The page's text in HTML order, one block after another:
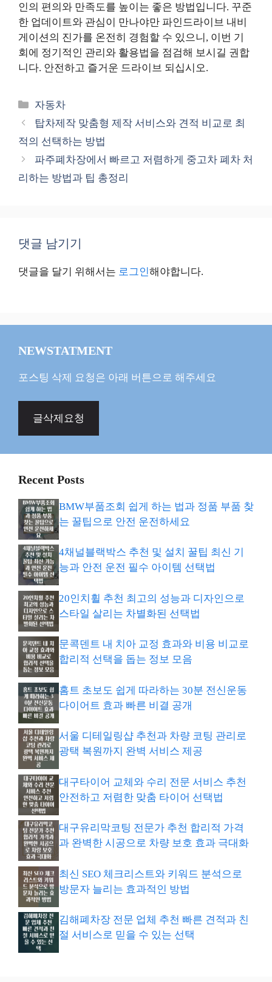
인의 편의와 만족도를 높이는 좋은 방법입니다. 꾸준
한 업데이트와 관심이 만나야만 파인드라이브 내비
게이션의 진가를 온전히 경험할 수 있으니, 이번 기
회에 정기적인 관리와 활용법을 점검해 보시길 권합
니다. 안전하고 즐거운 드라이브 되십시오.
카
테
리
자동차
탑차제작 맞춤형 제작 서비스와 견적 비교로 최
적의 선택하는 방법
파주폐차장에서 빠르고 저렴하게 중고차 폐차 처
리하는 방법과 팁 총정리
댓글 남기기
댓글을 달기 위해서는 로그인해야합니다.
NEWSTATMENT
포스팅 삭제 요청은 아래 버튼으로 해주세요
글삭제요청
Recent Posts
BMW부품조회 쉽게 하는 법과 정품 부품 찾
는 꿀팁으로 안전 운전하세요
4채널블랙박스 추천 및 설치 꿀팁 최신 기
능과 안전 운전 필수 아이템 선택법
20인치휠 추천 최고의 성능과 디자인으로
스타일 살리는 차별화된 선택법
문콕덴트 내 치아 교정 효과와 비용 비교로
합리적 선택을 돕는 정보 모음
홈트 초보도 쉽게 따라하는 30분 전신운동
다이어트 효과 빠른 비결 공개
서울 디테일링샵 추천과 차량 코팅 관리로
광택 복원까지 완벽 서비스 제공
대구타이어 교체와 수리 전문 서비스 추천
안전하고 저렴한 맞춤 타이어 선택법
대구유리막코팅 전문가 추천 합리적 가격
과 완벽한 시공으로 차량 보호 효과 극대화
최신 SEO 체크리스트와 키워드 분석으로
방문자 늘리는 효과적인 방법
김해폐차장 전문 업체 추천 빠른 견적과 친
절 서비스로 믿을 수 있는 선택